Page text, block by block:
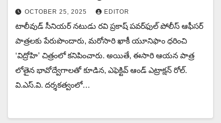
OCTOBER 25, 2025 EDITOR
టాలీవుడ్ సీనియర్ నటుడు రవి ప్రకాష్ ప‌వ‌ర్‌ఫుల్ పోలీస్ ఆఫీస‌ర్
పాత్రలకు పేరుపొందారు, మరోసారి ఖాకీ యూనిఫాం ధరించి
‘విద్రోహి’ చిత్రంలో కనిపించారు. అయితే, ఈసారి ఆయన పాత్ర
లోతైన భావోద్వేగాలతో కూడిన, ఎఫెక్టివ్ ఆండ్ ఎట్రాక్ష‌న్ రోల్.
వి.ఎస్.వి. దర్శకత్వంలో…